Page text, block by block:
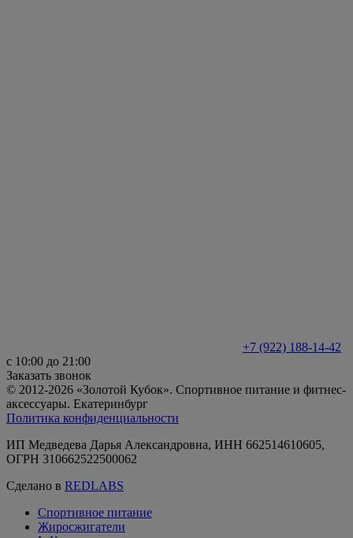
+7 (922) 188-14-42
с 10:00 до 21:00
Заказать звонок
© 2012-2026 «Золотой Кубок». Спортивное питание и фитнес-
аксессуары. Екатеринбург
Политика конфиденциальности
ИП Медведева Дарья Александровна, ИНН 662514610605,
ОГРН 310662522500062
Сделано в REDLABS
Спортивное питание
Жиросжигатели